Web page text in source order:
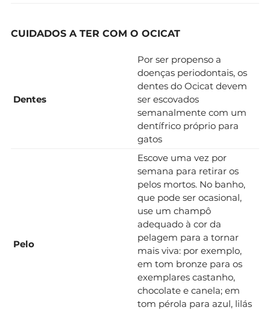
CUIDADOS A TER COM O OCICAT
Dentes
Por ser propenso a
doenças periodontais, os
dentes do Ocicat devem
ser escovados
semanalmente com um
dentífrico próprio para
gatos
Pelo
Escove uma vez por
semana para retirar os
pelos mortos. No banho,
que pode ser ocasional,
use um champô
adequado à cor da
pelagem para a tornar
mais viva: por exemplo,
em tom bronze para os
exemplares castanho,
chocolate e canela; em
tom pérola para azul, lilás